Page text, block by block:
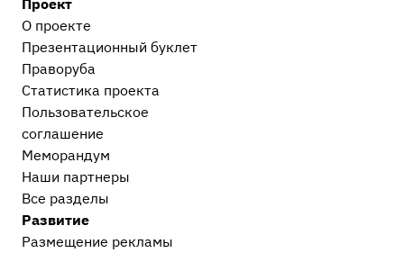
Проект
О проекте
Презентационный букл​ет
Праворуба
Статистика проекта
Пользовательское
соглашение
Меморандум
Наши партнеры
Все разделы
Развитие
Размещение рекламы